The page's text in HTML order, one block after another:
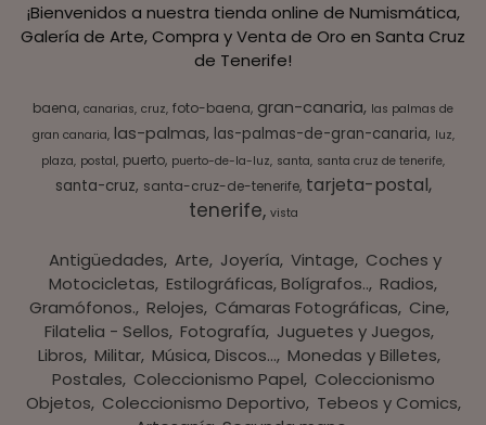
¡Bienvenidos a nuestra tienda online de Numismática,
Galería de Arte, Compra y Venta de Oro en Santa Cruz
de Tenerife!
baena canarias cruz foto-baena gran-canaria las palmas de
gran canaria las-palmas las-palmas-de-gran-canaria luz
plaza postal puerto puerto-de-la-luz santa santa cruz de tenerife
santa-cruz santa-cruz-de-tenerife tarjeta-postal
tenerife vista
Antigüedades Arte Joyería Vintage Coches y
Motocicletas Estilográficas, Bolígrafos.. Radios,
Gramófonos. Relojes Cámaras Fotográficas Cine
Filatelia - Sellos Fotografía Juguetes y Juegos
Libros Militar Música, Discos... Monedas y Billetes
Postales Coleccionismo Papel Coleccionismo
Objetos Coleccionismo Deportivo Tebeos y Comics